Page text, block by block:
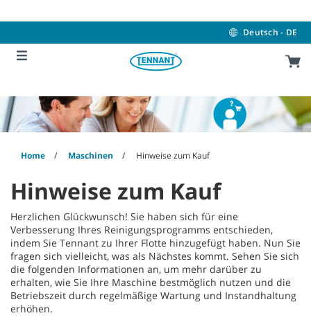
to
to
menu
Deutsch - DE
Home Maschinen Hinweise zum Kauf
Hinweise zum Kauf
Herzlichen Glückwunsch! Sie haben sich für eine
Verbesserung Ihres Reinigungsprogramms entschieden,
indem Sie Tennant zu Ihrer Flotte hinzugefügt haben. Nun Sie
fragen sich vielleicht, was als Nächstes kommt. Sehen Sie sich
die folgenden Informationen an, um mehr darüber zu
erhalten, wie Sie Ihre Maschine bestmöglich nutzen und die
Betriebszeit durch regelmäßige Wartung und Instandhaltung
erhöhen.